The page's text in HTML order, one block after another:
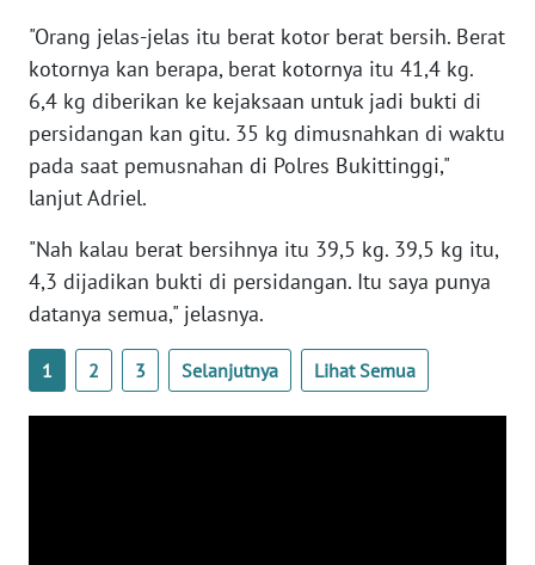
"Orang jelas-jelas itu berat kotor berat bersih. Berat
kotornya kan berapa, berat kotornya itu 41,4 kg.
6,4 kg diberikan ke kejaksaan untuk jadi bukti di
persidangan kan gitu. 35 kg dimusnahkan di waktu
pada saat pemusnahan di Polres Bukittinggi,"
lanjut Adriel.
"Nah kalau berat bersihnya itu 39,5 kg. 39,5 kg itu,
4,3 dijadikan bukti di persidangan. Itu saya punya
datanya semua," jelasnya.
1 2 3 Selanjutnya Lihat Semua
WN
BANTEN
WN
NTT
KEPRI
WN